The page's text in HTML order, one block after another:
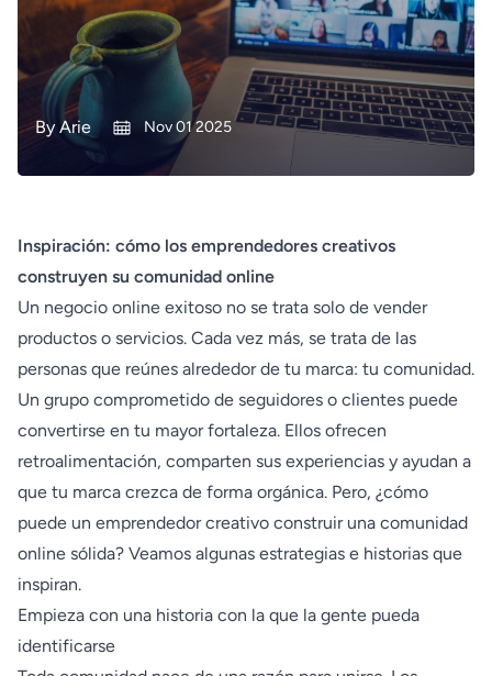
ByArie Nov 01 2025
Inspiración: cómo los emprendedores creativos
construyen su comunidad online
Un negocio online exitoso no se trata solo de vender
productos o servicios. Cada vez más, se trata de las
personas que reúnes alrededor de tu marca: tu comunidad.
Un grupo comprometido de seguidores o clientes puede
convertirse en tu mayor fortaleza. Ellos ofrecen
retroalimentación, comparten sus experiencias y ayudan a
que tu marca crezca de forma orgánica. Pero, ¿cómo
puede un emprendedor creativo construir una comunidad
online sólida? Veamos algunas estrategias e historias que
inspiran.
Empieza con una historia con la que la gente pueda
identificarse